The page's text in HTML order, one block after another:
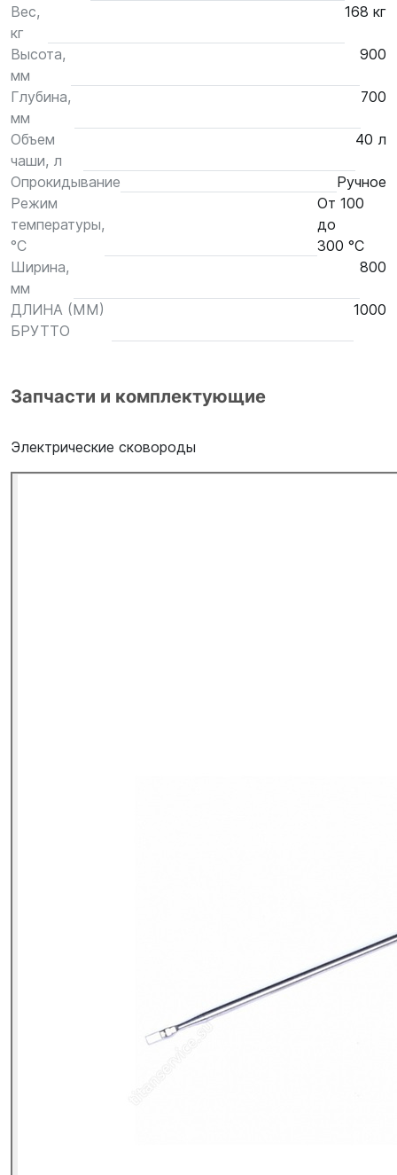
Вес,
кг
168 кг
Высота,
мм
900
Глубина,
мм
700
Объем
чаши, л
40 л
Опрокидывание
Ручное
Режим
температуры,
°С
От 100
до
300 °С
Ширина,
мм
800
ДЛИНА (ММ)
БРУТТО
1000
Запчасти и комплектующие
Электрические сковороды